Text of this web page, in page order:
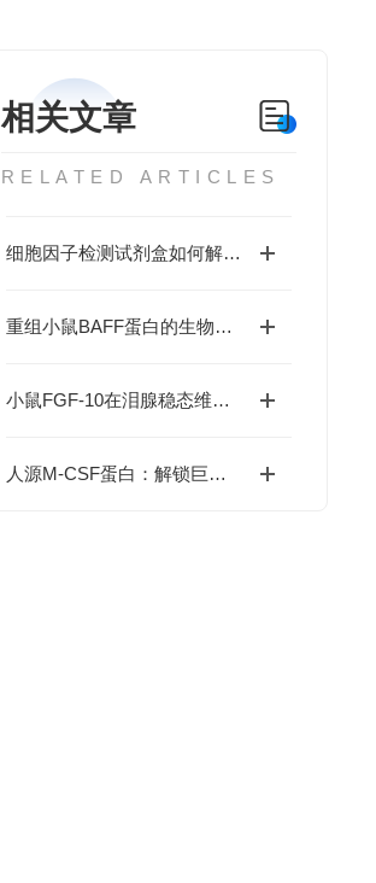
相关文章
RELATED ARTICLES
细胞因子检测试剂盒如何解码免疫调控网络？
重组小鼠BAFF蛋白的生物学特性及科研应用价值
小鼠FGF-10在泪腺稳态维持与干眼症干预中的价值
人源M-CSF蛋白：解锁巨噬细胞研究与肿瘤免疫的科研密钥